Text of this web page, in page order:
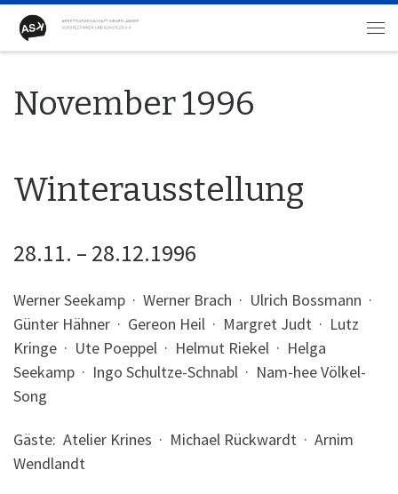
Zum Inhalt springen
November 1996
Winterausstellung
28.11. – 28.12.1996
Werner Seekamp · Werner Brach · Ulrich Bossmann ·
Günter Hähner · Gereon Heil · Margret Judt · Lutz
Kringe · Ute Poeppel · Helmut Riekel · Helga
Seekamp · Ingo Schultze-Schnabl · Nam-hee Völkel-
Song
Gäste: Atelier Krines · Michael Rückwardt · Arnim
Wendlandt